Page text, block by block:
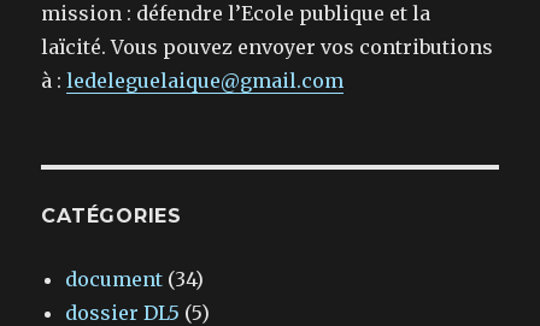
mission : défendre l’Ecole publique et la
laïcité. Vous pouvez envoyer vos contributions
à :ledeleguelaique@gmail.com
CATÉGORIES
document (34)
dossier DL5 (5)